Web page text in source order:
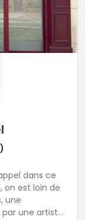
dans ce
on est loin de
une
une artiste